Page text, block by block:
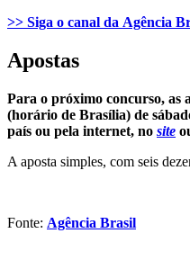
>> Siga o canal da Agência
Apostas
Para o próximo concurso, as
(horário de Brasília) de
país ou pela internet, no site
A aposta simples, com seis
Fonte: Agência Brasil